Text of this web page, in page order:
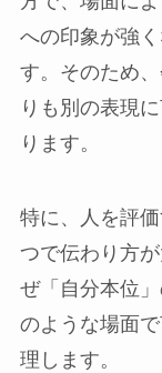
への印象が強
す。そのため
りも別の表現
ります。
特に、人を評
つで伝わり方
ぜ「自分本位
のような場面
理します。